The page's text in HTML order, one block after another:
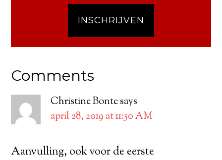
INSCHRIJVEN
Comments
Christine Bontesays
april 28, 2019 at 11:50 AM
Aanvulling, ook voor de eerste